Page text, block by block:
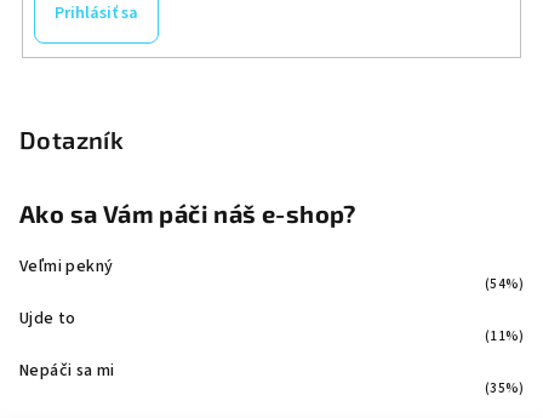
Prihlásiť sa
Dotazník
Ako sa Vám páči náš e-shop?
Veľmi pekný
(54%)
Ujde to
(11%)
Nepáči sa mi
(35%)